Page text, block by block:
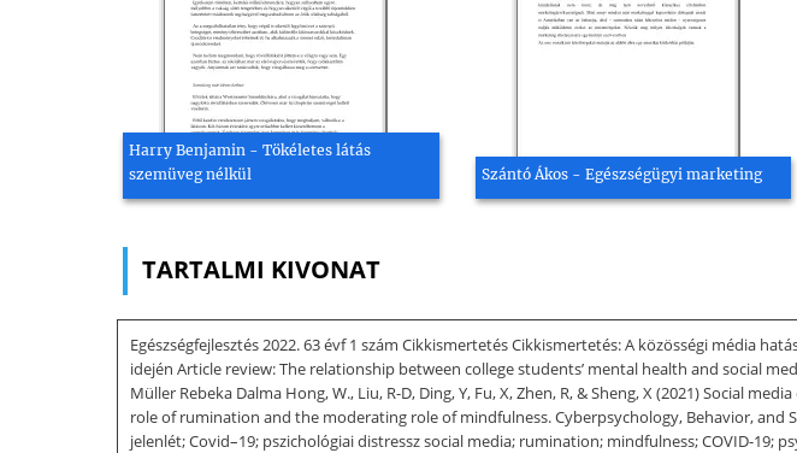
Harry Benjamin - Tökéletes látás
szemüveg nélkül
Szántó Ákos - Egészségügyi marketing
TARTALMI KIVONAT
Egészségfejlesztés 2022. 63 évf 1 szám Cikkismertetés Cikkismertetés: A közösségi média
idején Article review: The relationship between college students’ mental health and social
Müller Rebeka Dalma Hong, W., Liu, R-D, Ding, Y, Fu, X, Zhen, R, & Sheng, X (2021) Social
role of rumination and the moderating role of mindfulness. Cyberpsychology, Behavior, and
jelenlét; Covid–19; pszichológiai distressz social media; rumination; mindfulness; COVID-19;